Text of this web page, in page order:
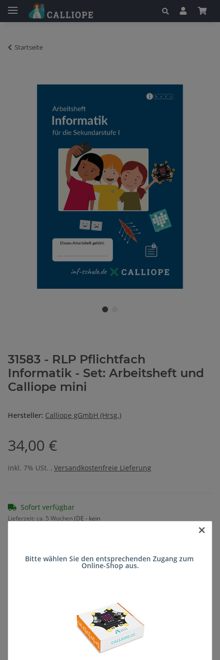
Startseite
31583 - RLP Pflichtfach
Informatik - Set: Arbeitsheft und
Calliope mini
Hersteller: Calliope gGmbH (Hrsg.)
34,00 €
inkl. 7% USt. , Versandkostenfreie Lieferung
Sofort verfügbar
Lieferzeit: ca. 5 Wochen(DE - kein
Frage zum Artikel
×
Bitte wählen Sie den entsprechenden Zugang zum
Online-Shop aus.